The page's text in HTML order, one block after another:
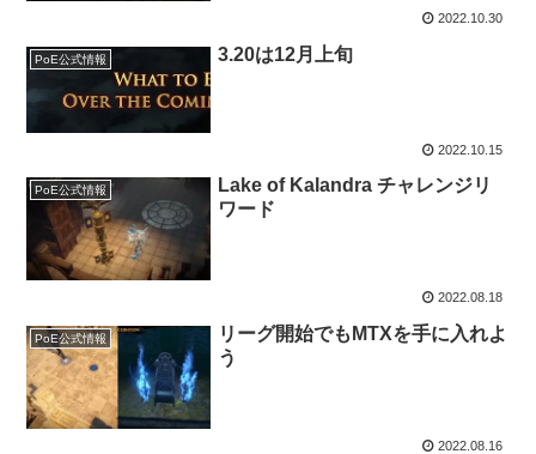
2022.10.30
PoE公式情報 3.20は12月上旬
2022.10.15
PoE公式情報
Lake of Kalandra チャレンジリ
ワード
2022.08.18
PoE公式情報
リーグ開始でもMTXを手に入れよ
う
2022.08.16